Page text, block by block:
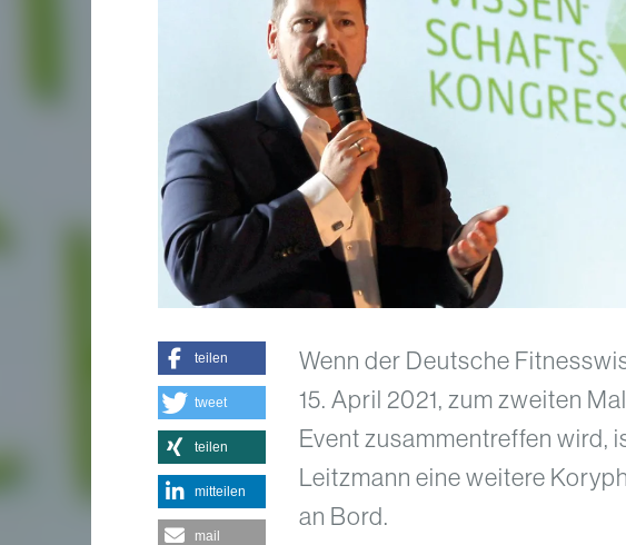
Wenn der Deutsche
15. April 2021, zum zweiten
Event zusammentreffen wird,
Leitzmann eine weitere
an Bord.
teilen
tweet
teilen
mitteilen
mail